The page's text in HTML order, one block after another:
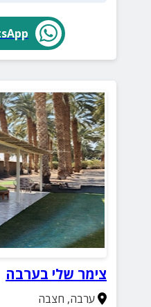
צימר שלי בערבה
ערבה, חצבה